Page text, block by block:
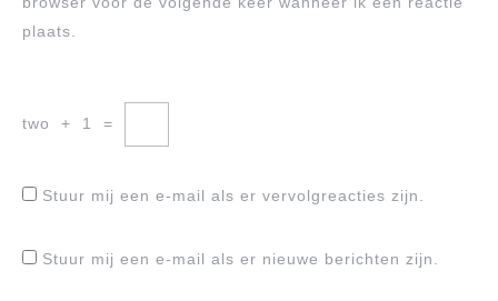
plaats.
two + 1 =
Stuur mij een e-mail als er vervolgreacties zijn.
Stuur mij een e-mail als er nieuwe berichten zijn.